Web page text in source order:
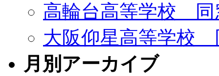
高輪台高等学校 同
大阪仰星高等学校
月別アーカイブ